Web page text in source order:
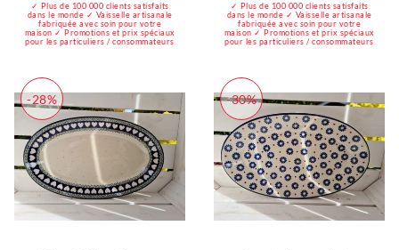
✓ Plus de 100 000 clients satisfaits
dans le monde ✓ Vaisselle artisanale
fabriquée avec soin pour votre
maison ✓ Promotions et prix spéciaux
pour les particuliers / consommateurs
✓ Plus de 100 000 clients satisfaits
dans le monde ✓ Vaisselle artisanale
fabriquée avec soin pour votre
maison ✓ Promotions et prix spéciaux
pour les particuliers / consommateurs
-28% -30%